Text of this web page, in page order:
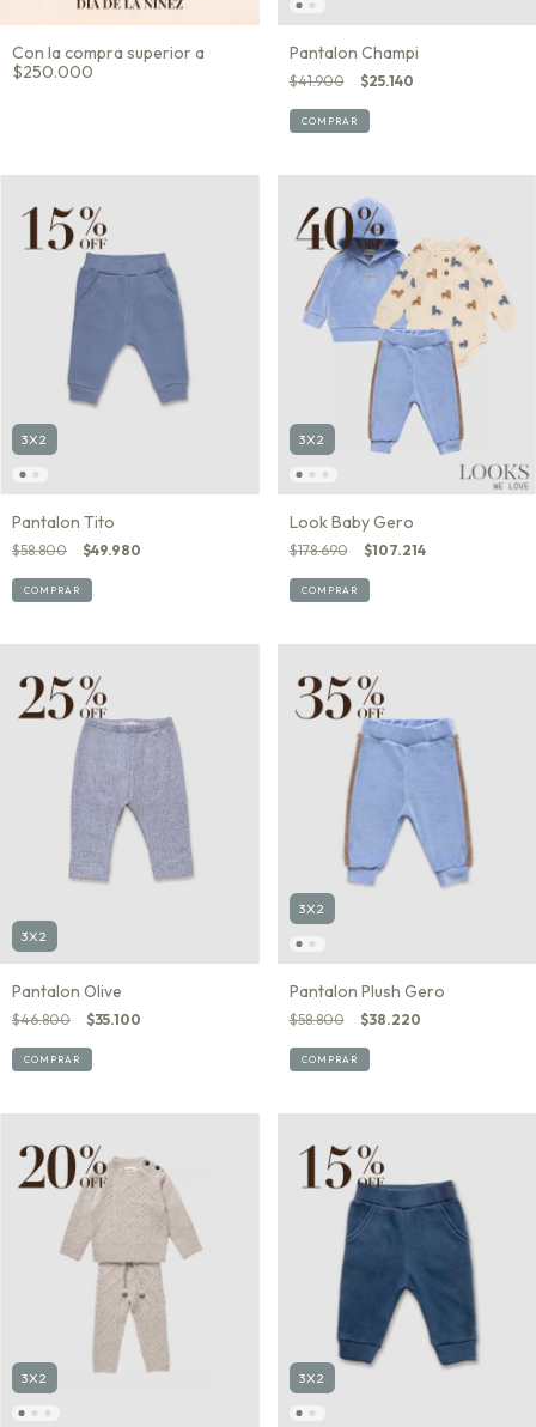
Con la compra superior a
$250.000
Pantalon Champi
$41.900 $25.140
COMPRAR
3X2
Pantalon Tito
$58.800 $49.980
COMPRAR
3X2
Look Baby Gero
$178.690 $107.214
COMPRAR
3X2
Pantalon Olive
$46.800 $35.100
COMPRAR
3X2
Pantalon Plush Gero
$58.800 $38.220
COMPRAR
3X2 3X2